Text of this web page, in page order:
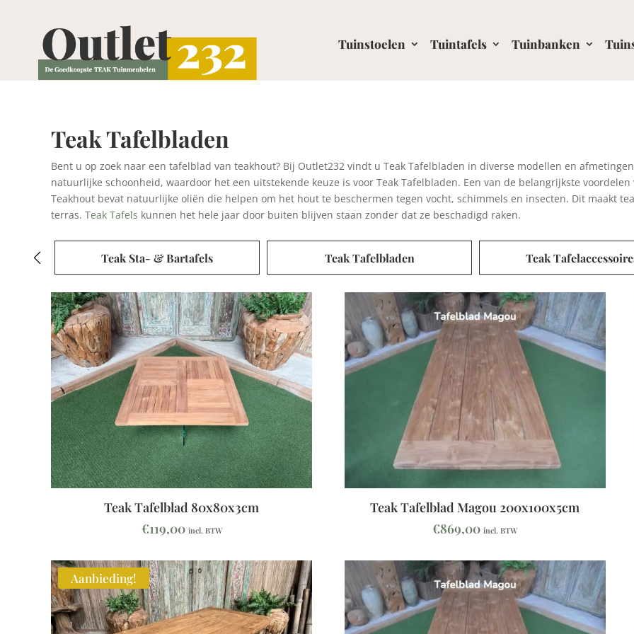
Tuinstoelen Tuintafels Tuinbanken
Teak Tafelbladen
Bent u op zoek naar een tafelblad van teakhout? Bij Outlet232 vindt u Teak Tafelbladen in diverse modellen en
natuurlijke schoonheid, waardoor het een uitstekende keuze is voor Teak Tafelbladen. Een van de belangrijkste
Teakhout bevat natuurlijke oliën die helpen om het hout te beschermen tegen vocht, schimmels en insecten. Dit maakt
terras. Teak Tafels kunnen het hele jaar door buiten blijven staan zonder dat ze beschadigd raken.
Teak Tafelbladen Teak Tafelaccessoires Teak Ronde Tafels
Teak Tafelblad 80x80x3cm
€119,00 incl. BTW
Teak Tafelblad Magou 200x100x5cm
€869,00 incl. BTW
Aanbieding!